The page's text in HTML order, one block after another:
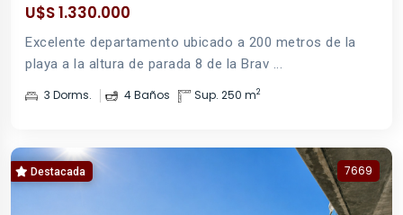
U$S 1.330.000
Excelente departamento ubicado a 200 metros de la
playa a la altura de parada 8 de la Brav ...
3 Dorms. 4 Baños Sup. 250 m2
Destacada 7669